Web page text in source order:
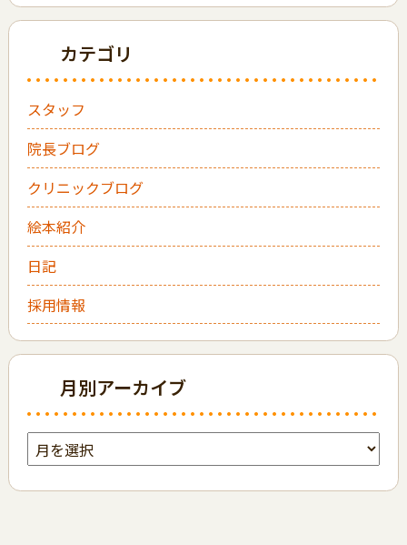
カテゴリ
スタッフ
院長ブログ
クリニックブログ
絵本紹介
日記
採用情報
月別アーカイブ